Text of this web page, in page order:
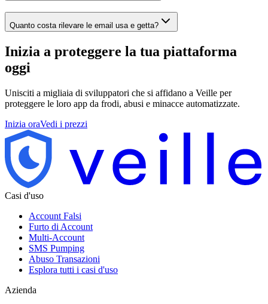
Quanto costa rilevare le email usa e getta?
Inizia a proteggere la tua piattaforma
oggi
Unisciti a migliaia di sviluppatori che si affidano a Veille per
proteggere le loro app da frodi, abusi e minacce automatizzate.
Inizia oraVedi i prezzi
Casi d'uso
Account Falsi
Furto di Account
Multi-Account
SMS Pumping
Abuso Transazioni
Esplora tutti i casi d'uso
Azienda